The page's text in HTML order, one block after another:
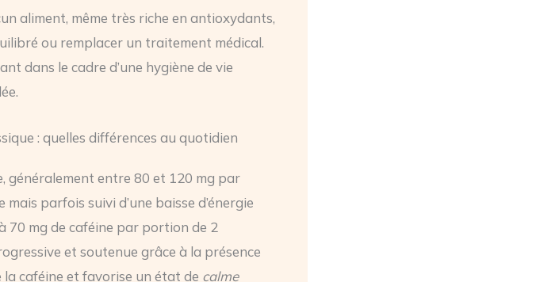
aliment, même très riche en antioxydants,
ou remplacer un traitement médical.
dans le cadre d’une hygiène de vie
: quelles différences au quotidien
généralement entre 80 et 120 mg par
parfois suivi d’une baisse d’énergie
70 mg de caféine par portion de 2
et soutenue grâce à la présence
la caféine et favorise un état de calme